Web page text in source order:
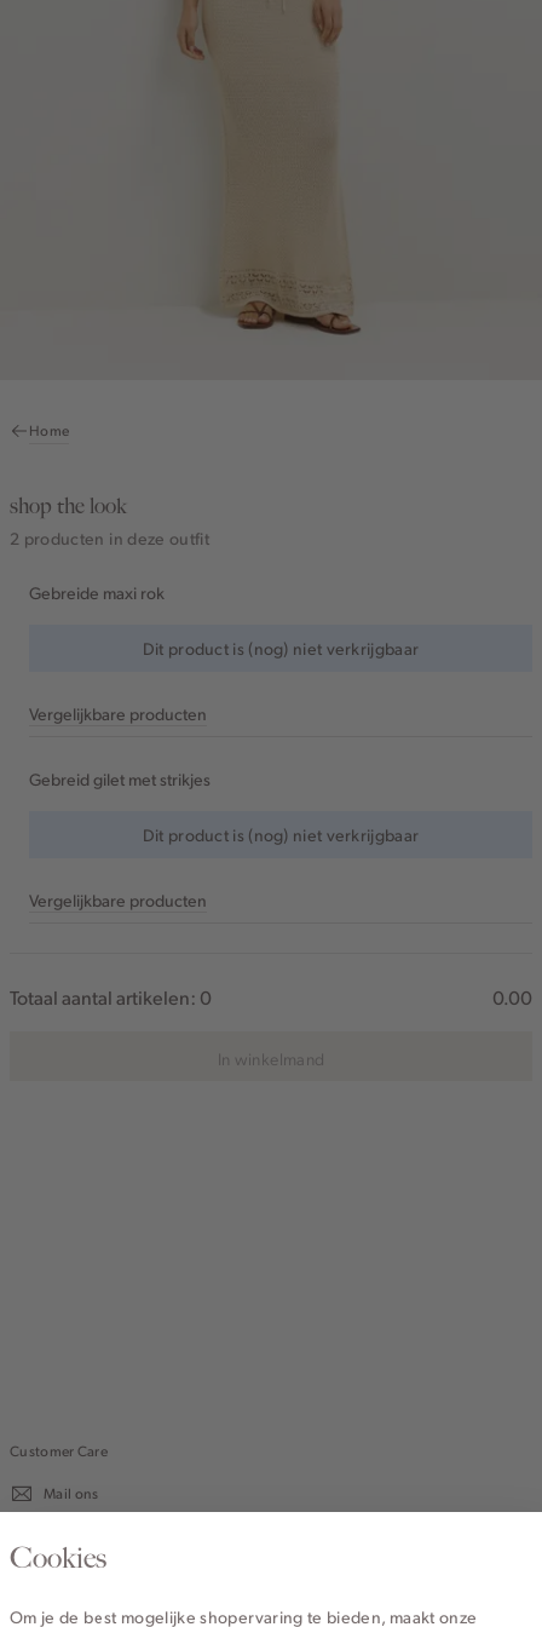
Home
shop the look
2 producten in deze outfit
Gebreide maxi rok
Dit product is (nog) niet verkrijgbaar
Vergelijkbare producten
Gebreid gilet met strikjes
Dit product is (nog) niet verkrijgbaar
Vergelijkbare producten
Totaal aantal artikelen: 0 0.00
In winkelmand
Customer Care
Mail ons
020 - 3412 670
Cookies
Om je de best mogelijke shopervaring te bieden, maakt onze